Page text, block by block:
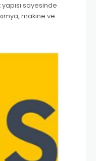
yapısı sayesinde
makine ve
da bulunduğu yeni